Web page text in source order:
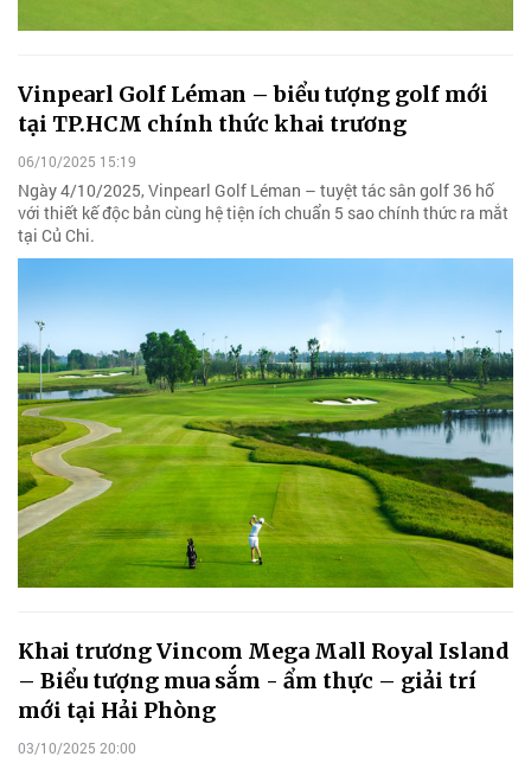
Vinpearl Golf Léman – biểu tượng golf mới
tại TP.HCM chính thức khai trương
06/10/2025 15:19
Ngày 4/10/2025, Vinpearl Golf Léman – tuyệt tác sân golf 36 hố
với thiết kế độc bản cùng hệ tiện ích chuẩn 5 sao chính thức ra mắt
tại Củ Chi.
Khai trương Vincom Mega Mall Royal Island
– Biểu tượng mua sắm - ẩm thực – giải trí
mới tại Hải Phòng
03/10/2025 20:00